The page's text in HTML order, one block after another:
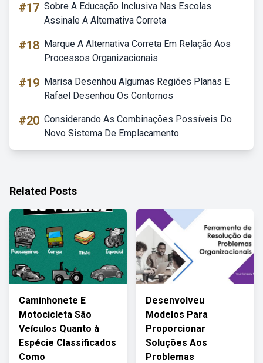
#17 Sobre A Educação Inclusiva Nas Escolas
Assinale A Alternativa Correta
#18 Marque A Alternativa Correta Em Relação Aos
Processos Organizacionais
#19 Marisa Desenhou Algumas Regiões Planas E
Rafael Desenhou Os Contornos
#20 Considerando As Combinações Possíveis Do
Novo Sistema De Emplacamento
Related Posts
Caminhonete E
Motocicleta São
Veículos Quanto à
Espécie Classificados
Como
Desenvolveu
Modelos Para
Proporcionar
Soluções Aos
Problemas